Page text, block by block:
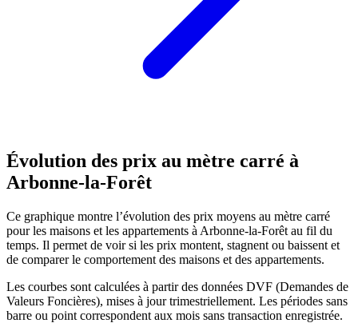
Évolution des prix au mètre carré à
Arbonne-la-Forêt
Ce graphique montre l’évolution des prix moyens au mètre carré
pour les maisons et les appartements à Arbonne-la-Forêt au fil du
temps. Il permet de voir si les prix montent, stagnent ou baissent et
de comparer le comportement des maisons et des appartements.
Les courbes sont calculées à partir des données DVF (Demandes de
Valeurs Foncières), mises à jour trimestriellement. Les périodes sans
barre ou point correspondent aux mois sans transaction enregistrée.